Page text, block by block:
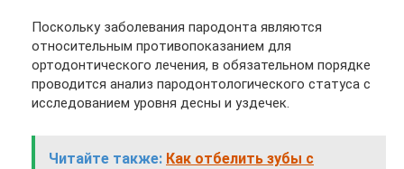
Поскольку заболевания пародонта являются
относительным противопоказанием для
ортодонтического лечения, в обязательном порядке
проводится анализ пародонтологического статуса с
исследованием уровня десны и уздечек.
Читайте также: Как отбелить зубы с